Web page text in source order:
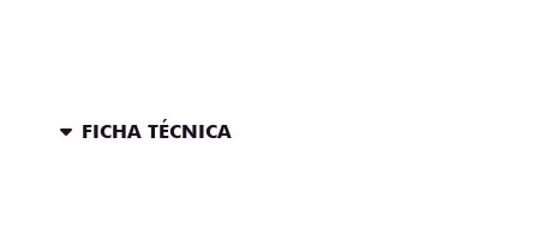
FICHA TÉCNICA